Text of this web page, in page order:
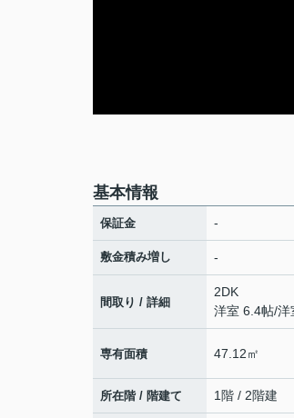
基本情報
保証金 -
敷金積み増し -
間取り / 詳細
2DK
洋室 6.4帖/洋
専有面積 47.12㎡
所在階 / 階建て 1階 / 2階建